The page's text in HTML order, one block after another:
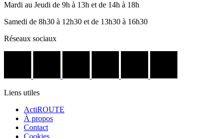
Mardi au Jeudi de 9h à 13h et de 14h à 18h
Samedi de 8h30 à 12h30 et de 13h30 à 16h30
Réseaux sociaux
Liens utiles
ActiROUTE
À propos
Contact